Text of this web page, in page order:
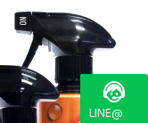
LINE@